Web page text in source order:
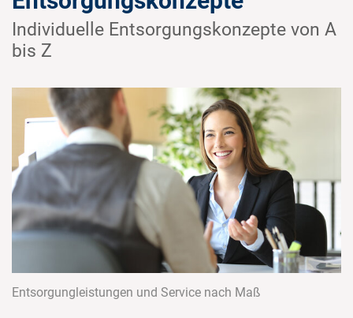
Individuelle Entsorgungskonzepte von A
bis Z
Entsorgungleistungen und Service nach Maß